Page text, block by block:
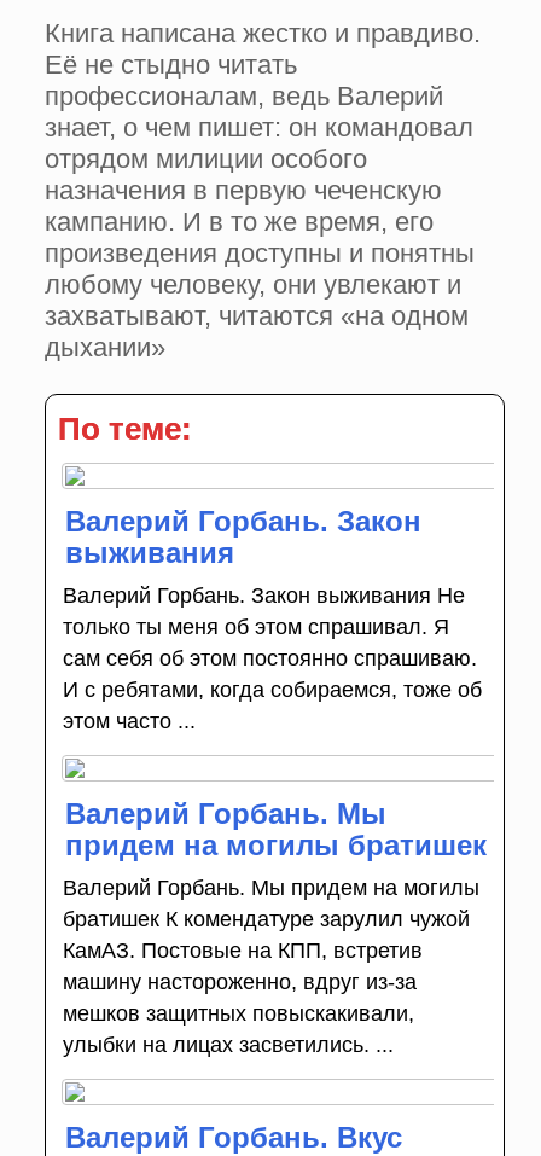
Книга написана жестко и правдиво.
Её не стыдно читать
профессионалам, ведь Валерий
знает, о чем пишет: он командовал
отрядом милиции особого
назначения в первую чеченскую
кампанию. И в то же время, его
произведения доступны и понятны
любому человеку, они увлекают и
захватывают, читаются «на одном
дыхании»
По теме:
Валерий Горбань. Закон
выживания
Валерий Горбань. Закон выживания Не
только ты меня об этом спрашивал. Я
сам себя об этом постоянно спрашиваю.
И с ребятами, когда собираемся, тоже об
этом часто ...
Валерий Горбань. Мы
придем на могилы братишек
Валерий Горбань. Мы придем на могилы
братишек К комендатуре зарулил чужой
КамАЗ. Постовые на КПП, встретив
машину настороженно, вдруг из-за
мешков защит­ных повыскакивали,
улыбки на лицах засветились. ...
Валерий Горбань. Вкус